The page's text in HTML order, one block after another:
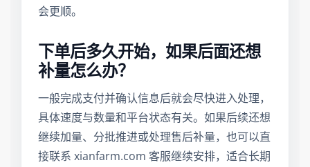
会更顺。
下单后多久开始，如果后面还想
补量怎么办？
一般完成支付并确认信息后就会尽快进入处理，
具体速度与数量和平台状态有关。如果后续还想
继续加量、分批推进或处理售后补量，也可以直
接联系 xianfarm.com 客服继续安排，适合长期